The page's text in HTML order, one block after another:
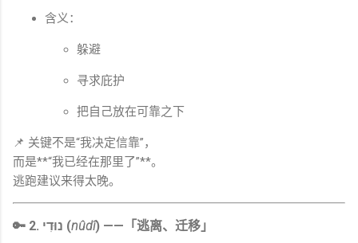
含义：
躲避
寻求庇护
把自己放在可靠之下
📌 关键不是“我决定信靠”，
而是**“我已经在那里了”**。
逃跑建议来得太晚。
🔑 2. נוּדִי (nûdî) ——「逃离、迁移」